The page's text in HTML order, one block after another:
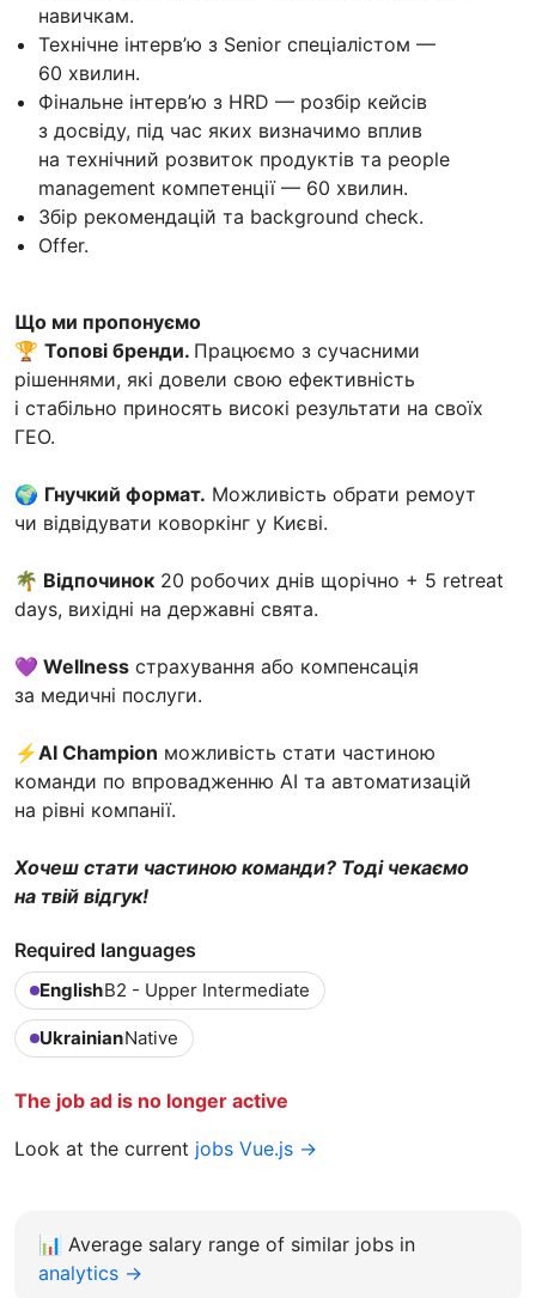
навичкам.
Технічне інтерв’ю з Senior спеціалістом —
60 хвилин.
Фінальне інтерв’ю з HRD — розбір кейсів
з досвіду, під час яких визначимо вплив
на технічний розвиток продуктів та people
management компетенції — 60 хвилин.
Збір рекомендацій та background check.
Оffer.
Що ми пропонуємо
🏆 Топові бренди. Працюємо з сучасними
рішеннями, які довели свою ефективність
і стабільно приносять високі результати на своїх
ГЕО.
🌍 Гнучкий формат. Можливість обрати ремоут
чи відвідувати коворкінг у Києві.
🌴 Відпочинок 20 робочих днів щорічно + 5 retreat
days, вихідні на державні свята.
💜 Wellness страхування або компенсація
за медичні послуги.
⚡AI Champion можливість стати частиною
команди по впровадженню AI та автоматизацій
на рівні компанії.
Хочеш стати частиною команди? Тоді чекаємо
на твій відгук!
Required languages
EnglishB2 - Upper Intermediate
UkrainianNative
The job ad is no longer active
Look at the current jobs Vue.js →
📊 Average salary range of similar jobs in
analytics →